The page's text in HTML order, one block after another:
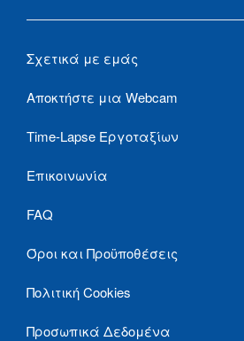
Σχετικά με εμάς
Αποκτήστε μια Webcam
Time-Lapse Εργοταξίων
Επικοινωνία
FAQ
Όροι και Προϋποθέσεις
Πολιτική Cookies
Προσωπικά Δεδομένα